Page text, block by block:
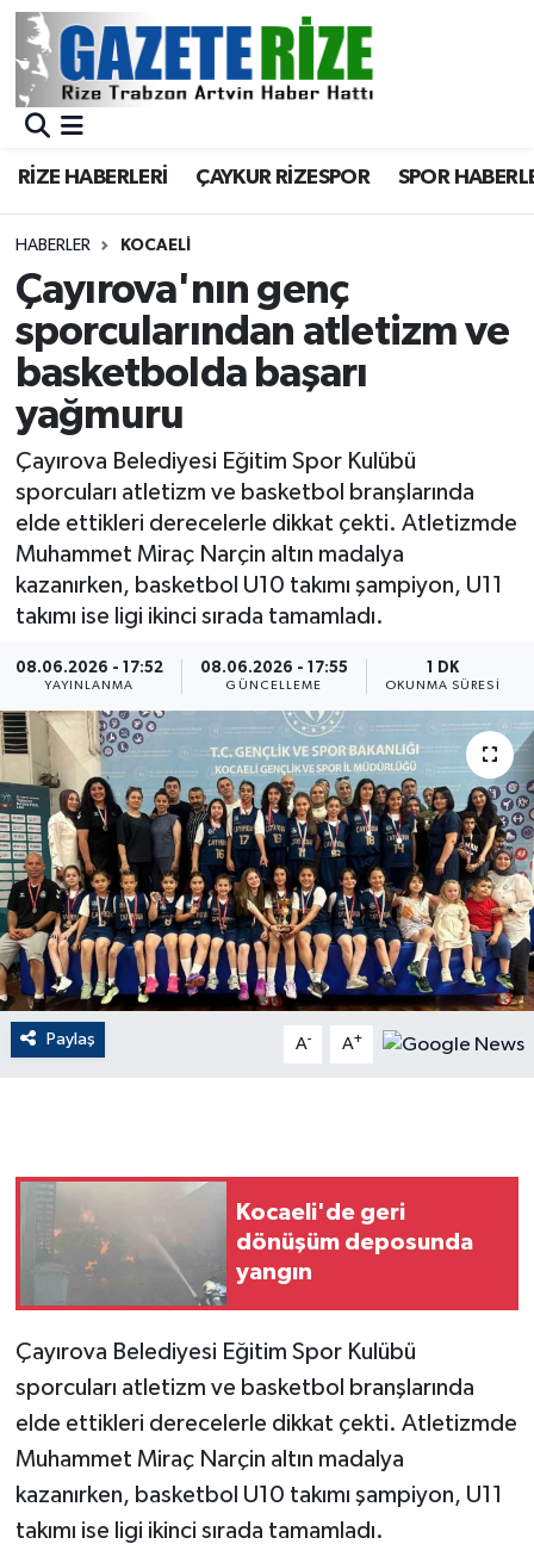
RİZE HABERLERİ ÇAYKUR RİZESPOR SPOR
HABERLER KOCAELI
Çayırova'nın genç
sporcularından atletizm ve
basketbolda başarı
yağmuru
Çayırova Belediyesi Eğitim Spor Kulübü
sporcuları atletizm ve basketbol branşlarında
elde ettikleri derecelerle dikkat çekti. Atletizmde
Muhammet Miraç Narçin altın madalya
kazanırken, basketbol U10 takımı şampiyon, U11
takımı ise ligi ikinci sırada tamamladı.
08.06.2026 - 17:52
YAYINLANMA
08.06.2026 - 17:55
GÜNCELLEME
1 DK
OKUNMA SÜRESI
Paylaş A- A+
Kocaeli'de geri
dönüşüm deposunda
yangın
Çayırova Belediyesi Eğitim Spor Kulübü
sporcuları atletizm ve basketbol branşlarında
elde ettikleri derecelerle dikkat çekti. Atletizmde
Muhammet Miraç Narçin altın madalya
kazanırken, basketbol U10 takımı şampiyon, U11
takımı ise ligi ikinci sırada tamamladı.
BÖLGEMİZ
Asayiş
Rize Jandarma Komutanlığı
Bilim Teknoloji
Bölge
Advertising news
Canlı Maç
ÇEVRE
EĞİTİM
EKONOMİ
English News
Finans
Flaş Haber
Gayrimenkul
GÜNDEM
Güvenlik
HABERDE İNSAN
İş Dünyası
Jandarma
Merkez Nöbetçi Eczaneler
Merkez Trafik Yoğunluk Haritası
Süper Lig Puan Durumu ve Fikstür
Tüm Manşetler
Son Dakika Haberleri
Haber Arşivi